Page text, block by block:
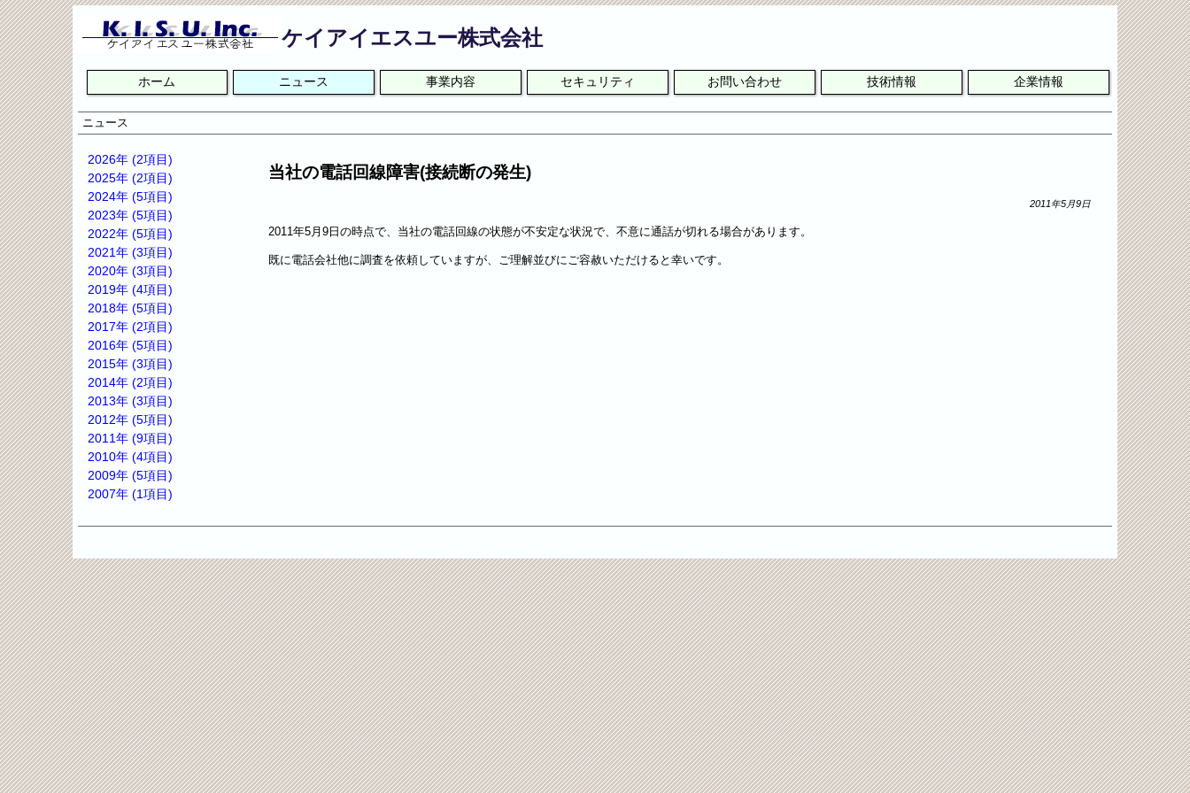
ケイアイエスユー株式会社
ー
シ
ョ
ン
を
省
ホーム ニュース 事業内容 セキュリティ お問い合わせ 技術情報 企業情報
ニュース
当社の電話回線障害(接続断の発生)
2011年5月9日
2011年5月9日の時点で、当社の電話回線の状態が不安定な状況で、不意に通話が切れる場合があります。
既に電話会社他に調査を依頼していますが、ご理解並びにご容赦いただけると幸いです。
2026年 (2項目)
2025年 (2項目)
2024年 (5項目)
2023年 (5項目)
2022年 (5項目)
2021年 (3項目)
2020年 (3項目)
2019年 (4項目)
2018年 (5項目)
2017年 (2項目)
2016年 (5項目)
2015年 (3項目)
2014年 (2項目)
2013年 (3項目)
2012年 (5項目)
2011年 (9項目)
2010年 (4項目)
2009年 (5項目)
2007年 (1項目)